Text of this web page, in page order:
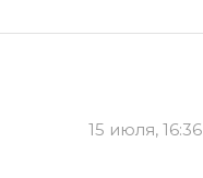
15 июля, 16:36